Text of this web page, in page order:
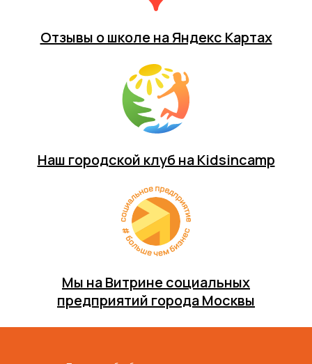
Отзывы о школе на Яндекс Картах
Наш городской клуб на Kidsincamp
Мы на Витрине социальных
предприятий города Москвы